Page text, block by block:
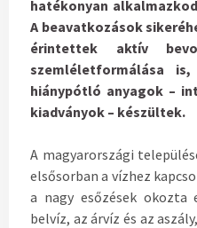
hatékonyan
A beavatkozások
érintettek aktív
szemléletformálása
hiánypótló anyagok –
kiadványok – készültek.
A magyarországi
elsősorban a vízhez
a nagy esőzések okozta
belvíz, az árvíz és az